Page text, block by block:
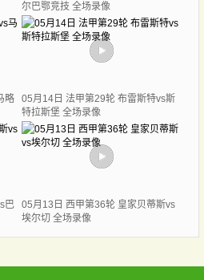
尔巴鄂竞技 全场录像
略
05月14日 法甲第29轮 布雷斯特vs斯
特拉斯堡 全场录像
巴
05月13日 西甲第36轮 皇家贝蒂斯vs
埃尔切 全场录像